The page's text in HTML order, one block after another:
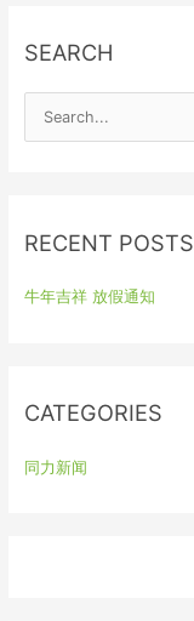
SEARCH
c
f
RECENT POSTS
牛年吉祥 放假通知
CATEGORIES
同力新闻